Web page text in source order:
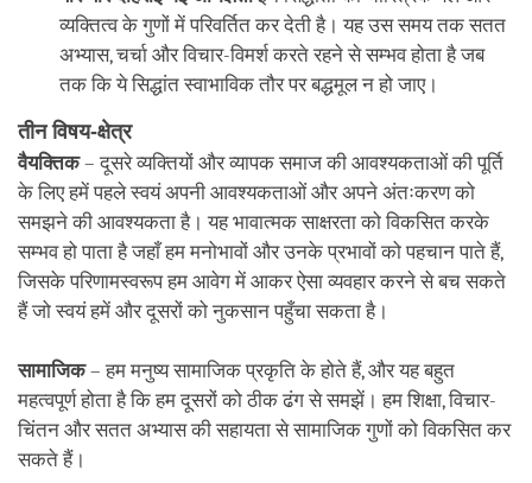
व्यक्तित्व के गुणों में परिवर्तित कर देती है। यह उस समय तक सतत
अभ्यास, चर्चा और विचार-विमर्श करते रहने से सम्भव होता है जब
तक कि ये सिद्धांत स्वाभाविक तौर पर बद्धमूल न हो जाए।
तीन विषय-क्षेत्र
वैयक्तिक– दूसरे व्यक्तियों और व्यापक समाज की आवश्यकताओं की पूर्ति
के लिए हमें पहले स्वयं अपनी आवश्यकताओं और अपने अंतःकरण को
समझने की आवश्यकता है। यह भावात्मक साक्षरता को विकसित करके
सम्भव हो पाता है जहाँ हम मनोभावों और उनके प्रभावों को पहचान पाते हैं,
जिसके परिणामस्वरूप हम आवेग में आकर ऐसा व्यवहार करने से बच सकते
हैं जो स्वयं हमें और दूसरों को नुकसान पहुँचा सकता है।
सामाजिक– हम मनुष्य सामाजिक प्रकृति के होते हैं, और यह बहुत
महत्वपूर्ण होता है कि हम दूसरों को ठीक ढंग से समझें। हम शिक्षा, विचार-
चिंतन और सतत अभ्यास की सहायता से सामाजिक गुणों को विकसित कर
सकते हैं।